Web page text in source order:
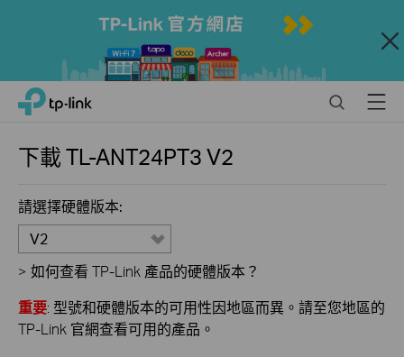
Close
Click
navigation
TP-Link, Reliably Smart SearchMenu
下載TL-ANT24PT3V2
請選擇硬體版本:
V2
> 如何查看 TP-Link 產品的硬體版本？
重要: 型號和硬體版本的可用性因地區而異。請至您地區的
TP-Link 官網查看可用的產品。